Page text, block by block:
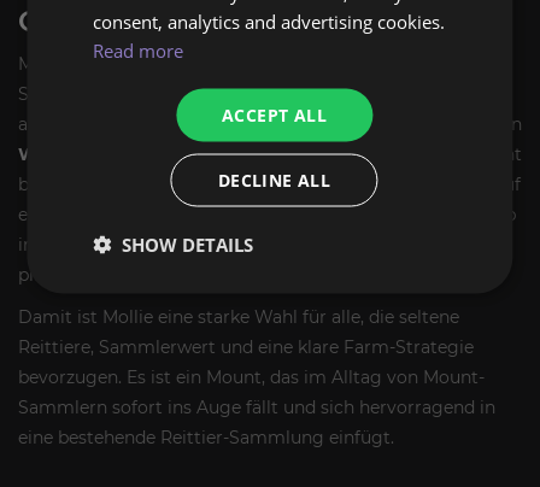
GEEIGNET IST
Mollie ist vor allem für Spieler interessant, die ihre
Sammlung komplettieren oder ihren Account um ein
auffälliges, seltenes Reittier erweitern möchten. Wenn du in
WoW Retail
regelmäßig sammelst, lohnt sich dieses Mount
besonders als Teil einer längeren Collection-Route. Statt auf
ein Eventfenster angewiesen zu sein, kannst du den Erwerb
im passenden Content dauerhaft verfolgen und dein Ziel
planvoll angehen.
Damit ist Mollie eine starke Wahl für alle, die seltene
Reittiere, Sammlerwert und eine klare Farm-Strategie
bevorzugen. Es ist ein Mount, das im Alltag von Mount-
Sammlern sofort ins Auge fällt und sich hervorragend in
eine bestehende Reittier-Sammlung einfügt.
consent, analytics and advertising cookies.
Read more
ACCEPT ALL
DECLINE ALL
SHOW DETAILS